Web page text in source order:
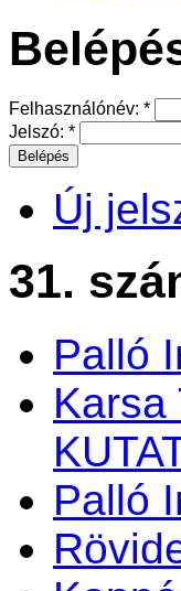
Felhasználónév: *
Jelszó: *
Új
31.
Palló
Karsa
Palló